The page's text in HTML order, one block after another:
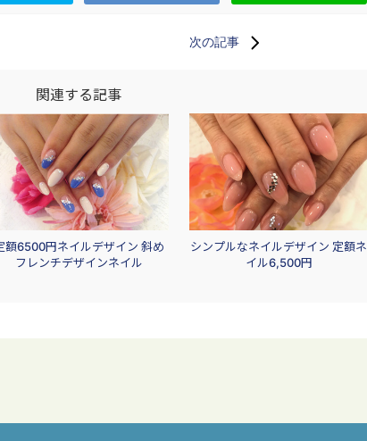
次の記事
関連する記事
額6500円ネイルデザイン 斜め
フレンチデザインネイル
シンプルなネイルデザイン 定額ネ
イル6,500円